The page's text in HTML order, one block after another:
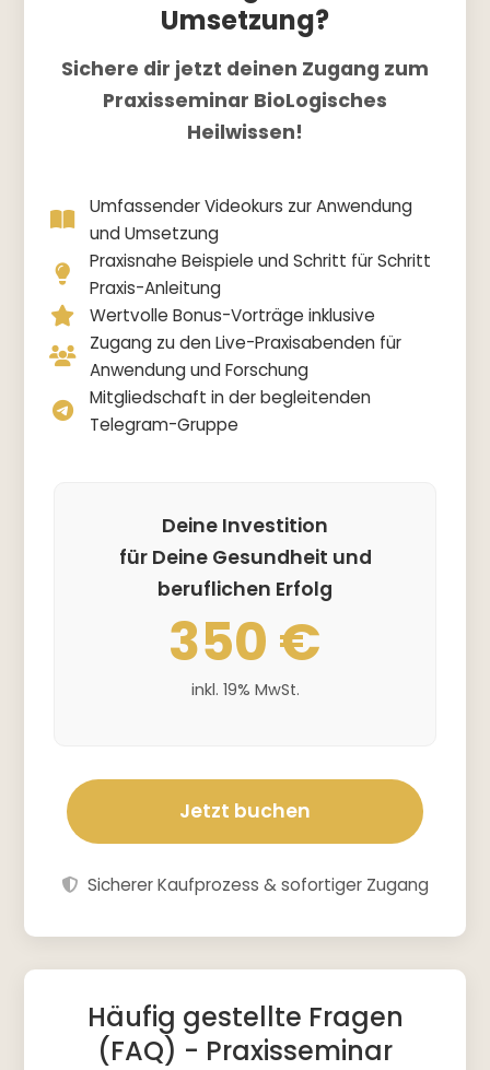
Umsetzung?
Sichere dir jetzt deinen Zugang zum
Praxisseminar BioLogisches
Heilwissen!
Umfassender Videokurs zur Anwendung
und Umsetzung
Praxisnahe Beispiele und Schritt für Schritt
Praxis-Anleitung
Wertvolle Bonus-Vorträge inklusive
Zugang zu den Live-Praxisabenden für
Anwendung und Forschung
Mitgliedschaft in der begleitenden
Telegram-Gruppe
Deine Investition
für Deine Gesundheit und
beruflichen Erfolg
350 €
inkl. 19% MwSt.
Jetzt buchen
Sicherer Kaufprozess & sofortiger Zugang
Häufig gestellte Fragen
(FAQ) - Praxisseminar